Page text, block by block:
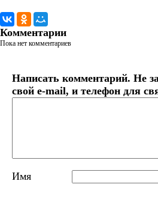
Комментарии
Пока нет комментариев
Написать комментарий. Не
свой e-mail, и телефон для
Имя